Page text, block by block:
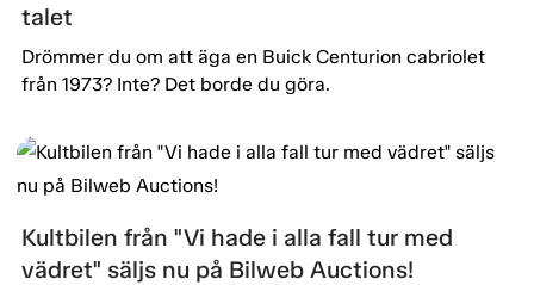
talet
Drömmer du om att äga en Buick Centurion cabriolet
från 1973? Inte? Det borde du göra.
Kultbilen från "Vi hade i alla fall tur med
vädret" säljs nu på Bilweb Auctions!